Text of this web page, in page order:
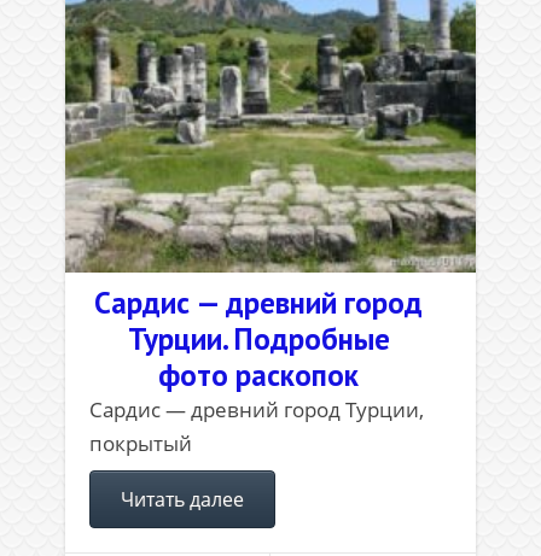
Сардис — древний город
Турции. Подробные
фото раскопок
Сардис — древний город Турции,
покрытый
Читать далее